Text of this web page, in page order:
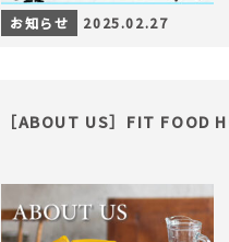
お知らせ 2025.02.27
［ABOUT US］FIT FOOD